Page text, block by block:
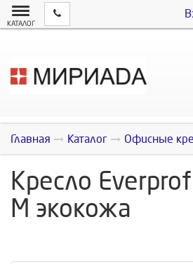
КАТАЛОГ
Главная Каталог Офисные
Кресло
M экокожа